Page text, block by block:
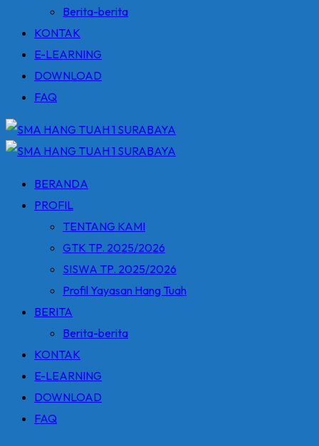
Berita-berita
KONTAK
E-LEARNING
DOWNLOAD
FAQ
BERANDA
PROFIL
TENTANG KAMI
GTK TP. 2025/2026
SISWA TP. 2025/2026
Profil Yayasan Hang Tuah
BERITA
Berita-berita
KONTAK
E-LEARNING
DOWNLOAD
FAQ